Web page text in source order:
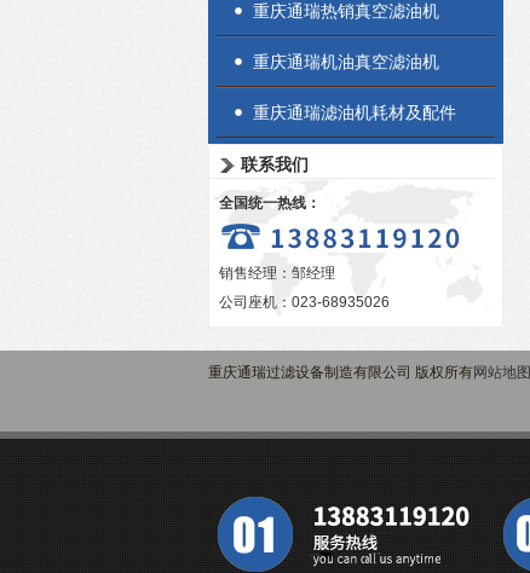
重庆通瑞热销真空滤油机
重庆通瑞机油真空滤油机
重庆通瑞滤油机耗材及配件
联系我们
全国统一热线：
销售经理：邹经理
公司座机：023-68935026
重庆通瑞过滤设备制造有限公司 版权所有网站地图